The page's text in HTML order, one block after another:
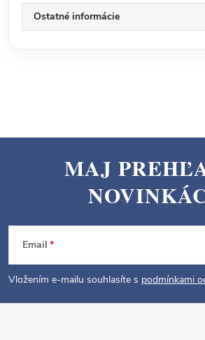
Ostatné informácie
p
e
MAJ
Email
Vložením e-mailu souhlasíte s podmínkami